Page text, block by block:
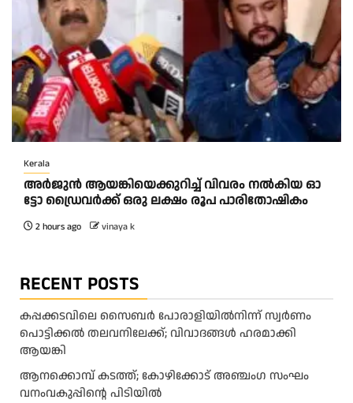
Kerala
അ​ർ​ജു​ൻ ആ​യ​ങ്കി​യെ​ക്കു​റി​ച്ച് വി​വ​രം ന​ൽ​കി​യ ഓ​
ട്ടോ ഡ്രൈ​വ​ർ​ക്ക് ഒ​രു ല​ക്ഷം രൂ​പ പാ​രി​തോ​ഷി​കം
2 hours ago vinaya k
RECENT POSTS
കപ്പക്കടവിലെ സൈബർ പോരാളിയിൽനിന്ന് സ്വർണം
പൊട്ടിക്കൽ തലവനിലേക്ക്; വിവാദങ്ങൾ ഹരമാക്കി
ആയങ്കി
ആനക്കൊമ്പ് കടത്ത്; കോഴിക്കോട് അഞ്ചംഗ സംഘം
വനംവകുപ്പിന്റെ പിടിയിൽ